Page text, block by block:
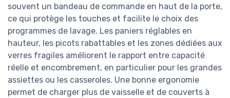
souvent un bandeau de commande en haut de la porte,
ce qui protège les touches et facilite le choix des
programmes de lavage. Les paniers réglables en
hauteur, les picots rabattables et les zones dédiées aux
verres fragiles améliorent le rapport entre capacité
réelle et encombrement, en particulier pour les grandes
assiettes ou les casseroles. Une bonne ergonomie
permet de charger plus de vaisselle et de couverts à